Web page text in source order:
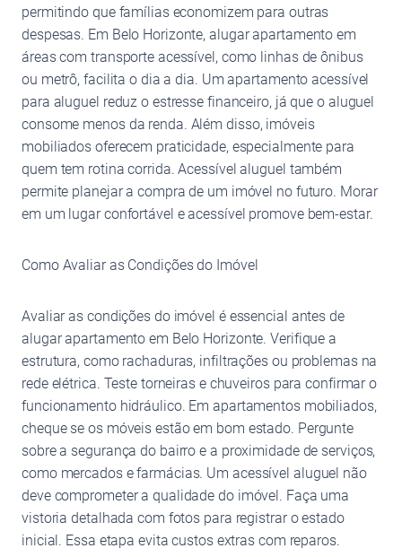
permitindo que famílias economizem para outras
despesas. Em Belo Horizonte, alugar apartamento em
áreas com transporte acessível, como linhas de ônibus
ou metrô, facilita o dia a dia. Um apartamento acessível
para aluguel reduz o estresse financeiro, já que o aluguel
consome menos da renda. Além disso, imóveis
mobiliados oferecem praticidade, especialmente para
quem tem rotina corrida. Acessível aluguel também
permite planejar a compra de um imóvel no futuro. Morar
em um lugar confortável e acessível promove bem-estar.
Como Avaliar as Condições do Imóvel
Avaliar as condições do imóvel é essencial antes de
alugar apartamento em Belo Horizonte. Verifique a
estrutura, como rachaduras, infiltrações ou problemas na
rede elétrica. Teste torneiras e chuveiros para confirmar o
funcionamento hidráulico. Em apartamentos mobiliados,
cheque se os móveis estão em bom estado. Pergunte
sobre a segurança do bairro e a proximidade de serviços,
como mercados e farmácias. Um acessível aluguel não
deve comprometer a qualidade do imóvel. Faça uma
vistoria detalhada com fotos para registrar o estado
inicial. Essa etapa evita custos extras com reparos.